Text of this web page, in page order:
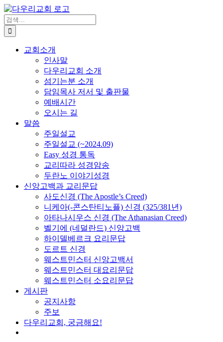
Skip
to
content
검
색
...
교회소개
인사말
다우리교회 소개
섬기는분 소개
담임목사 저서 및 출판물
예배시간
오시는 길
말씀
주일설교
주일설교 (~2024.09)
Easy 성경 통독
교리따라 성경암송
두란노 이야기성경
신앙고백과 교리문답
사도신경 (The Apostle’s Creed)
니케아(-콘스탄티노플) 신경 (325/381년)
아타나시우스 신경 (The Athanasian Creed)
벨기에 (네덜란드) 신앙고백
하이델베르크 요리문답
도르트 신경
웨스트민스터 신앙고백서
웨스트민스터 대요리문답
웨스트민스터 소요리문답
게시판
공지사항
주보
다우리교회, 궁금해요!